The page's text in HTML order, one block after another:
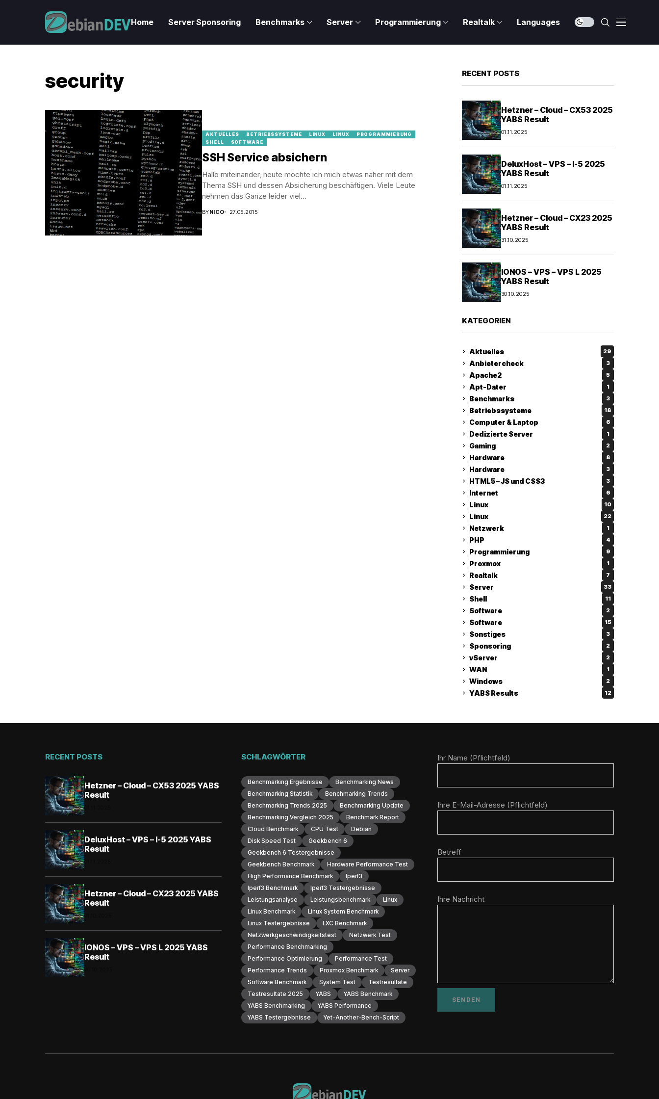
Home Server Sponsoring Benchmarks Server Programmierung Realtalk Languages
security
AKTUELLES BETRIEBSSYSTEME LINUX LINUX
PROGRAMMIERUNG
SHELL
SOFTWARE
SSH Service absichern
Hallo miteinander, heute möchte ich mich etwas näher mit dem
Thema SSH und dessen Absicherung beschäftigen. Viele Leute
nehmen das Ganze leider viel...
BYNICO 27.05.2015
RECENT POSTS
Hetzner – Cloud – CX53 2025
YABS Result
01.11.2025
DeluxHost – VPS – I-5 2025
YABS Result
01.11.2025
Hetzner – Cloud – CX23 2025
YABS Result
31.10.2025
IONOS – VPS – VPS L 2025
YABS Result
30.10.2025
KATEGORIEN
Aktuelles 29
Anbietercheck 3
Apache2 5
Apt-Dater 1
Benchmarks 3
Betriebssysteme 18
Computer & Laptop 6
Dedizierte Server 1
Gaming 2
Hardware 8
Hardware 3
HTML5 – JS und CSS3 3
Internet 6
Linux 10
Linux 22
Netzwerk 1
PHP 4
Programmierung 9
Proxmox 1
Realtalk 7
Server 33
Shell 11
Software 2
Software 15
Sonstiges 3
Sponsoring 2
vServer 2
WAN 1
Windows 2
YABS Results 12
RECENT POSTS
Hetzner – Cloud – CX53 2025 YABS
Result
DeluxHost – VPS – I-5 2025 YABS
Result
Hetzner – Cloud – CX23 2025 YABS
Result
IONOS – VPS – VPS L 2025 YABS
Result
SCHLAGWÖRTER
Benchmarking Ergebnisse
Benchmarking News
Benchmarking Statistik
Benchmarking Trends
Benchmarking Trends 2025
Benchmarking Update
Benchmarking Vergleich 2025
Benchmark Report
Cloud Benchmark
CPU Test
Debian
Disk Speed Test
Geekbench 6
Geekbench 6 Testergebnisse
Geekbench Benchmark
Hardware Performance Test
High Performance Benchmark
Iperf3
Iperf3 Benchmark
Iperf3 Testergebnisse
Leistungsanalyse
Leistungsbenchmark
Linux
Linux Benchmark
Linux System Benchmark
Linux Testergebnisse
LXC Benchmark
Netzwerkgeschwindigkeitstest
Netzwerk Test
Performance Benchmarking
Performance Optimierung
Performance Test
Performance Trends
Proxmox Benchmark
Server
Software Benchmark
System Test
Testresultate
Testresultate 2025
YABS
YABS Benchmark
YABS Benchmarking
YABS Performance
YABS Testergebnisse
Yet-Another-Bench-Script
Ihr Name (Pflichtfeld)
Ihre E-Mail-Adresse (Pflichtfeld)
Betreff
Ihre Nachricht